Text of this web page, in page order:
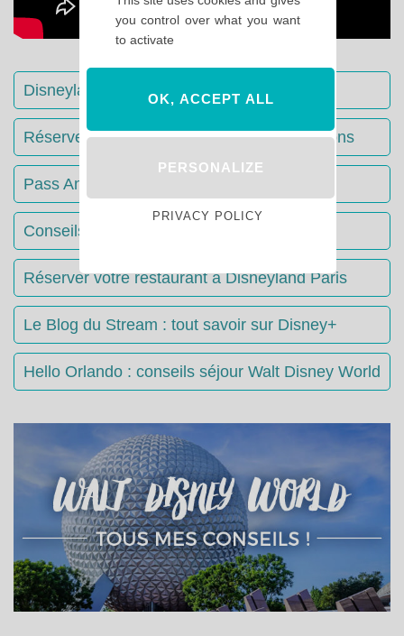
Disneyland Paris : Le guide complet
Réserver votre séjour : toutes les informations
Pass Annuels Disney : informations
Conseils & Astuces Disneyland Paris
Réserver votre restaurant à Disneyland Paris
Le Blog du Stream : tout savoir sur Disney+
Hello Orlando : conseils séjour Walt Disney World
you control over what you want
to activate
OK, ACCEPT ALL
PERSONALIZE
PRIVACY POLICY